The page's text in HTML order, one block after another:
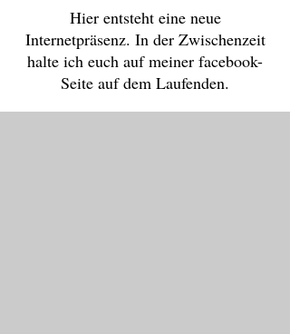
Hier entsteht eine neue
Internetpräsenz. In der Zwischenzeit
halte ich euch auf meiner facebook-
Seite auf dem Laufenden.